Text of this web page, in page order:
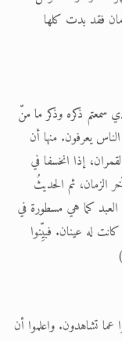
فقد بدت كلها
سمعتم ذكره وذكر ما منّ
يعرفون. منها أن
إذا انخسفا في
الزمان، ثم الحديثُ
العبد كما هي مسطورة في
له عينان. فبيِّنوا
عما تشاهدون. واعلموا أن